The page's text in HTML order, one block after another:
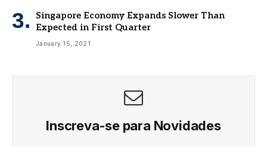
Singapore Economy Expands Slower Than
Expected in First Quarter
January 15, 2021
Inscreva-se para Novidades